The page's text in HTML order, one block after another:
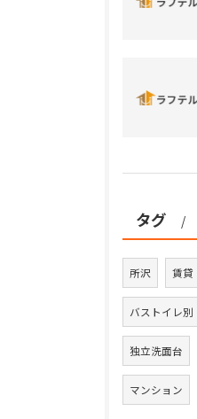
タグ
所沢 賃貸
バストイレ別
独立洗面台
マンション